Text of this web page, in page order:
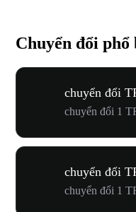
Chuyển đổi phổ
chuyển đổi
chuyển đổi 1
chuyển đổi
chuyển đổi 1